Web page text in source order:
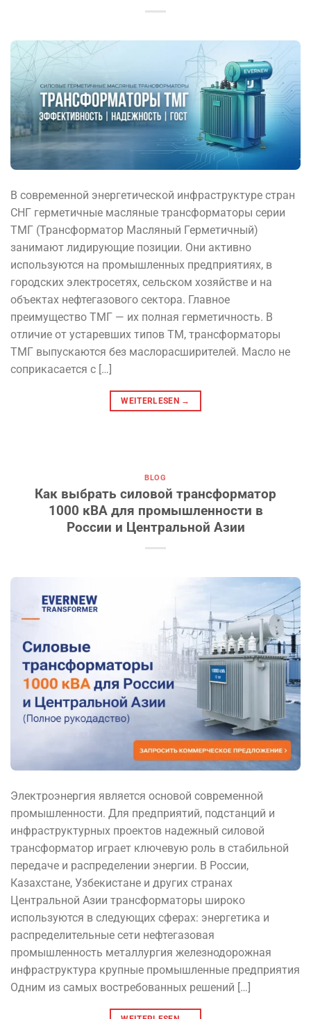
В современной энергетической инфраструктуре стран
СНГ герметичные масляные трансформаторы серии
ТМГ (Трансформатор Масляный Герметичный)
занимают лидирующие позиции. Они активно
используются на промышленных предприятиях, в
городских электросетях, сельском хозяйстве и на
объектах нефтегазового сектора. Главное
преимущество ТМГ — их полная герметичность. В
отличие от устаревших типов ТМ, трансформаторы
ТМГ выпускаются без маслорасширителей. Масло не
соприкасается с […]
WEITERLESEN →
BLOG
Как выбрать силовой трансформатор
1000 кВА для промышленности в
России и Центральной Азии
Электроэнергия является основой современной
промышленности. Для предприятий, подстанций и
инфраструктурных проектов надежный силовой
трансформатор играет ключевую роль в стабильной
передаче и распределении энергии. В России,
Казахстане, Узбекистане и других странах
Центральной Азии трансформаторы широко
используются в следующих сферах: энергетика и
распределительные сети нефтегазовая
промышленность металлургия железнодорожная
инфраструктура крупные промышленные предприятия
Одним из самых востребованных решений […]